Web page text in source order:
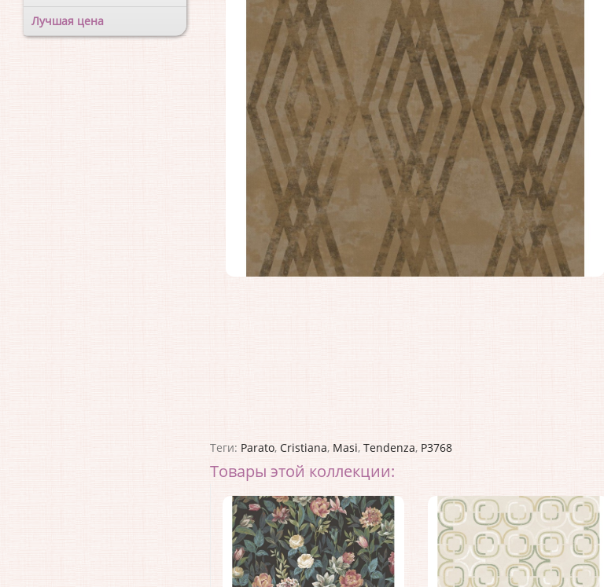
Лучшая цена
Теги: Parato, Cristiana, Masi, Tendenza, P3768
Товары этой коллекции: